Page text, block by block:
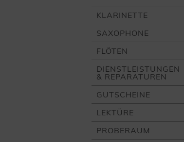
KLARINETTE
SAXOPHONE
FLÖTEN
DIENST­LEISTUNGEN
& REPARATUREN
GUTSCHEINE
LEKTÜRE
PROBERAUM